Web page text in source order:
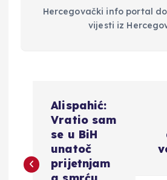
Hercegovački info portal
vijesti iz
v
Alispahić:
Vratio sam
se u BiH
unatoč
prijetnjam